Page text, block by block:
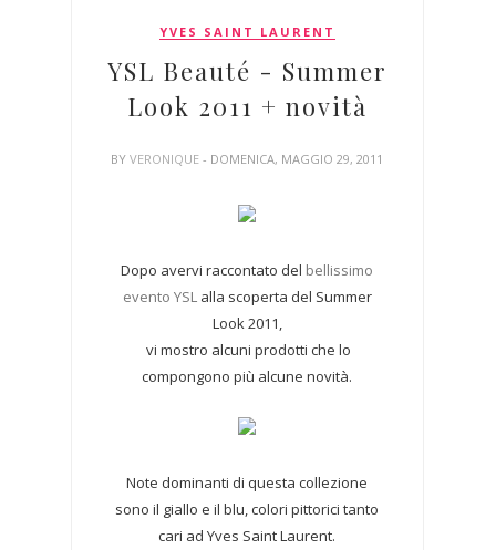
YVES SAINT LAURENT
YSL Beauté - Summer
Look 2011 + novità
BYVERONIQUE- DOMENICA, MAGGIO 29, 2011
Dopo avervi raccontato del bellissimo
evento YSLalla scoperta del Summer
Look 2011,
vi mostro alcuni prodotti che lo
compongono più alcune novità.
Note dominanti di questa collezione
sono il giallo e il blu, colori pittorici tanto
cari ad Yves Saint Laurent.